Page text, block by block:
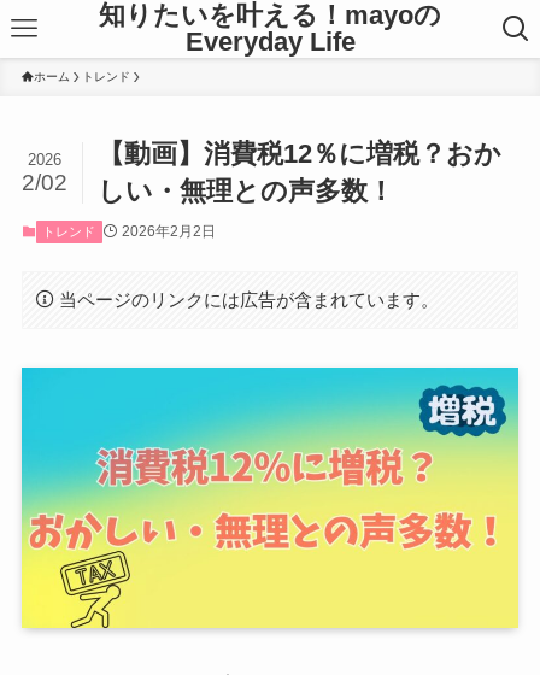
知りたいを叶える！mayoの
Everyday Life
ホーム トレンド
【動画】消費税12％に増税？おか
しい・無理との声多数！
2026
2/02
トレンド 2026年2月2日
当ページのリンクには広告が含まれています。